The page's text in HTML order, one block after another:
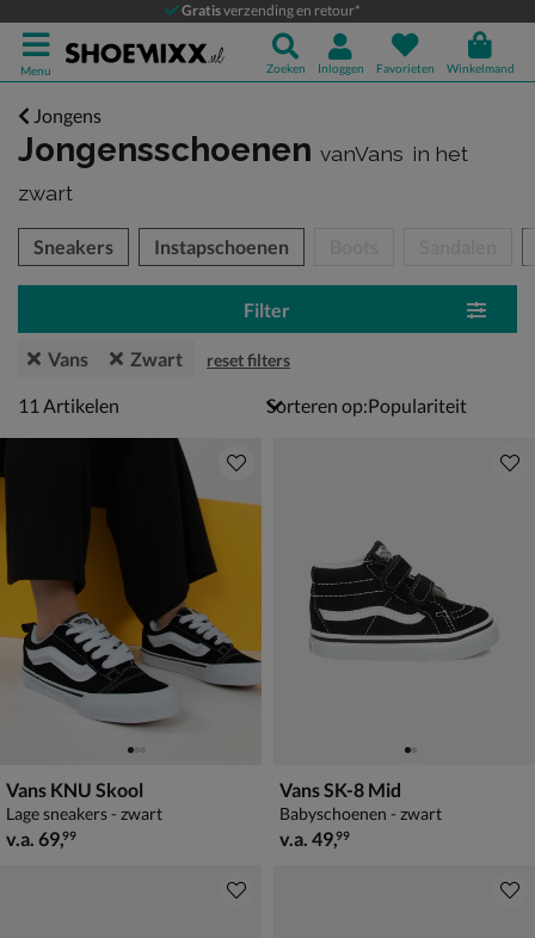
Gratisverzending en retour*
Menu Zoeken Inloggen Favorieten Winkelmand
Jongens
Jongensschoenen vanVans in het
zwart
over
Sneakers Instapschoenen
Filter
Vans Zwart reset filters
11 artikelen
11 Artikelen Sorteren op:
Vans KNU Skool
Lage sneakers - zwart
vanaf € 69,99
v.a. 69,99
Vans SK-8 Mid
Babyschoenen - zwart
vanaf € 49,99
v.a. 49,99